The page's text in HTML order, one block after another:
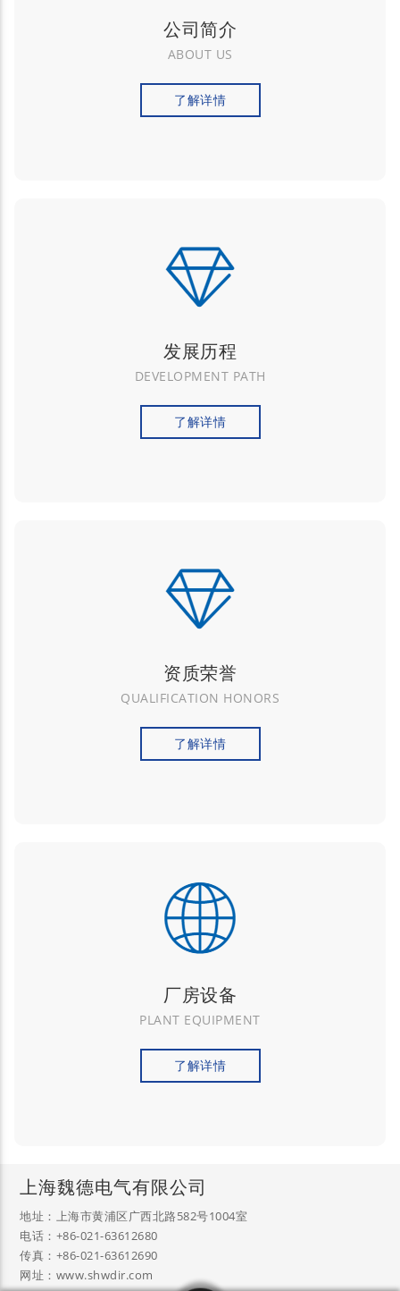
公司简介
ABOUT US
了解详情
发展历程
DEVELOPMENT PATH
了解详情
资质荣誉
QUALIFICATION HONORS
了解详情
厂房设备
PLANT EQUIPMENT
了解详情
上海魏德电气有限公司
地址：上海市黄浦区广西北路582号1004室
电话：+86-021-63612680
传真：+86-021-63612690
网址：www.shwdir.com